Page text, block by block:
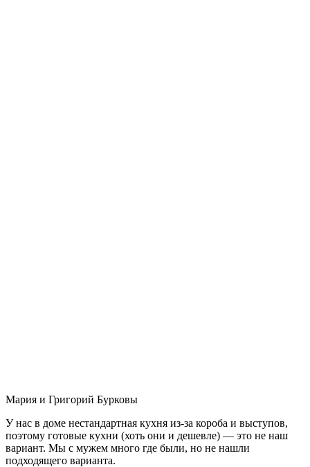
Мария и Григорий Бурковы
У нас в доме нестандартная кухня из-за короба и выступов,
поэтому готовые кухни (хоть они и дешевле) — это не наш
вариант. Мы с мужем много где были, но не нашли
подходящего варианта.